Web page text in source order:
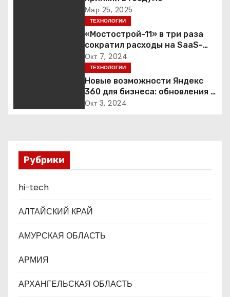
и
с
я
Мар 25, 2025
ТЕХНОЛОГИИ
«Мостострой-11» в три раза
сократил расходы на SaaS-
сервисы благодаря переходу
на Яндекс 360 для бизнеса
Окт 7, 2024
ТЕХНОЛОГИИ
Новые возможности Яндекс
360 для бизнеса: обновления и
функции продукта
Окт 3, 2024
Рубрики
hi-tech
АЛТАЙСКИЙ КРАЙ
АМУРСКАЯ ОБЛАСТЬ
АРМИЯ
АРХАНГЕЛЬСКАЯ ОБЛАСТЬ